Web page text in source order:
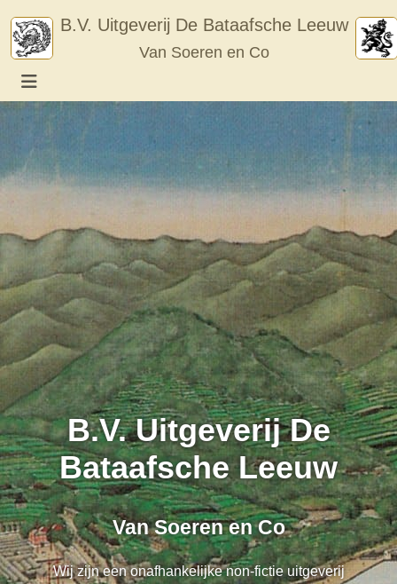
content
B.V. Uitgeverij De Bataafsche Leeuw
Van Soeren en Co
B.V. Uitgeverij De
Bataafsche Leeuw
Van Soeren en Co
Wij zijn een onafhankelijke non-fictie uitgeverij